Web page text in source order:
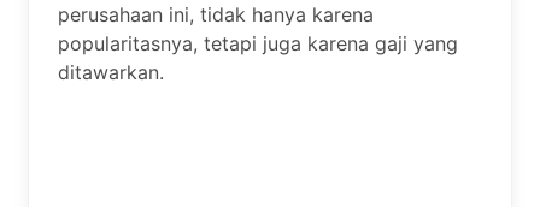
perusahaan ini, tidak hanya karena
popularitasnya, tetapi juga karena gaji yang
ditawarkan.